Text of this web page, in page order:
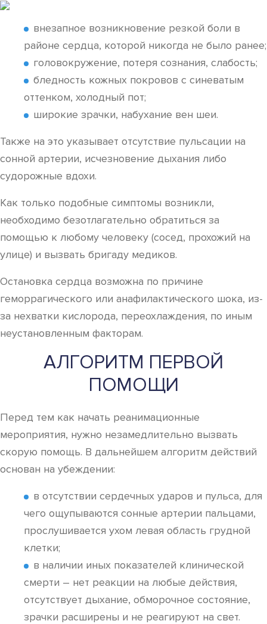
внезапное возникновение резкой боли в
районе сердца, которой никогда не было ранее;
головокружение, потеря сознания, слабость;
бледность кожных покровов с синеватым
оттенком, холодный пот;
широкие зрачки, набухание вен шеи.
Также на это указывает отсутствие пульсации на
сонной артерии, исчезновение дыхания либо
судорожные вдохи.
Как только подобные симптомы возникли,
необходимо безотлагательно обратиться за
помощью к любому человеку (сосед, прохожий на
улице) и вызвать бригаду медиков.
Остановка сердца возможна по причине
геморрагического или анафилактического шока, из-
за нехватки кислорода, переохлаждения, по иным
неустановленным факторам.
АЛГОРИТМ ПЕРВОЙ
ПОМОЩИ
Перед тем как начать реанимационные
мероприятия, нужно незамедлительно вызвать
скорую помощь. В дальнейшем алгоритм действий
основан на убеждении:
в отсутствии сердечных ударов и пульса, для
чего ощупываются сонные артерии пальцами,
прослушивается ухом левая область грудной
клетки;
в наличии иных показателей клинической
смерти – нет реакции на любые действия,
отсутствует дыхание, обморочное состояние,
зрачки расширены и не реагируют на свет.